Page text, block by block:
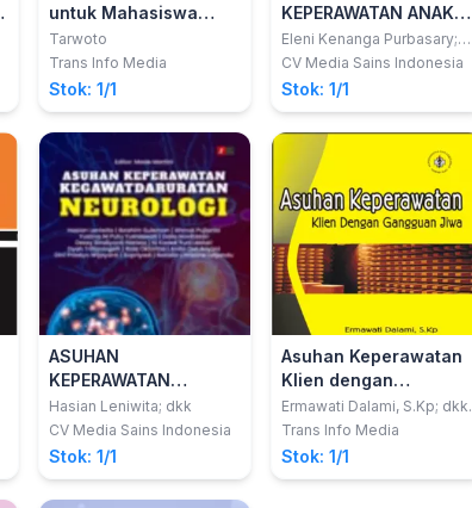
untuk Mahasiswa
Keperawatan
Tarwoto
Trans Info Media
Stok: 1/1
KEPERAWATAN ANAK
BERBASIS SDKI, SIKI
DAN SLKI
Eleni Kenanga Purbasary;
dkk
CV Media Sains Indonesia
Stok: 1/1
ASUHAN
KEPERAWATAN
KEGAWATDARURATAN
NEUROLOGI
Hasian Leniwita; dkk
CV Media Sains Indonesia
Stok: 1/1
Asuhan Keperawatan
Klien dengan
Gangguan Jiwa
Ermawati Dalami, S.Kp; dkk.
Trans Info Media
Stok: 1/1